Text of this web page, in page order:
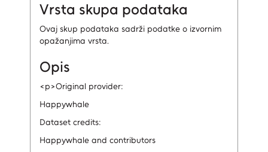
Vrsta skupa podataka
Ovaj skup podataka sadrži podatke o izvornim
opažanjima vrsta.
Opis
<p>Original provider:
Happywhale
Dataset credits:
Happywhale and contributors